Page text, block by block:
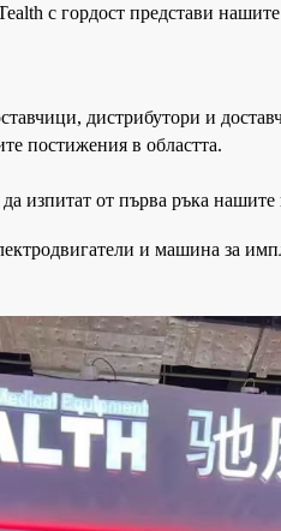
с гордост представи
дистрибутори и
постижения в областта.
изпитат от първа ръка
и машина за